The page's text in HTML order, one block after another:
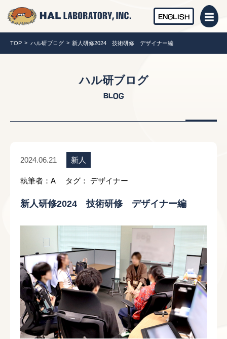
ENGLISH
TOP ハル研ブログ 新人研修2024 技術研修 デザイナー編
ハル研ブログ
BLOG
2024.06.21 新人
執筆者：A タグ： デザイナー
新人研修2024 技術研修 デザイナー編